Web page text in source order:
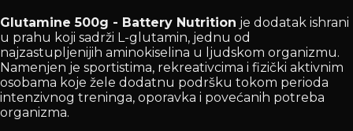
Glutamine 500g - Battery Nutrition je dodatak ishrani
u prahu koji sadrži L-glutamin, jednu od
najzastupljenijih aminokiselina u ljudskom organizmu.
Namenjen je sportistima, rekreativcima i fizički aktivnim
osobama koje žele dodatnu podršku tokom perioda
intenzivnog treninga, oporavka i povećanih potreba
organizma.